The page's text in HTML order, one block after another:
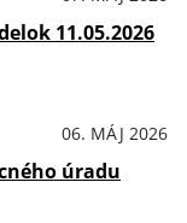
11.05.2026
06. MÁJ 2026
úradu